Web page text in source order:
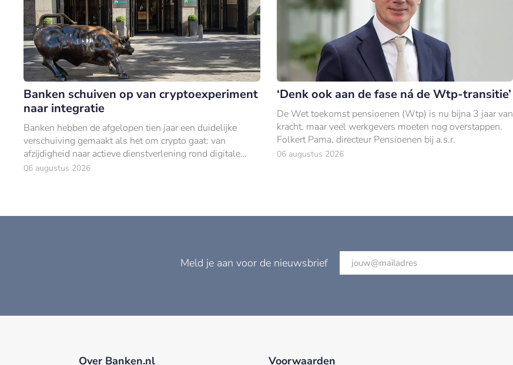
Banken schuiven op van cryptoexperiment
naar integratie
Banken hebben de afgelopen tien jaar een duidelijke
verschuiving gemaakt als het om crypto gaat: van
afzijdigheid naar actieve dienstverlening rond digitale
activa.
06 augustus 2026
‘Denk ook aan de fase ná de Wtp-transitie’
De Wet toekomst pensioenen (Wtp) is nu bijna 3 jaar van
kracht, maar veel werkgevers moeten nog overstappen.
Folkert Pama, directeur Pensioenen bij a.s.r.
06 augustus 2026
Meld je aan voor de nieuwsbrief
Over Banken.nl Voorwaarden